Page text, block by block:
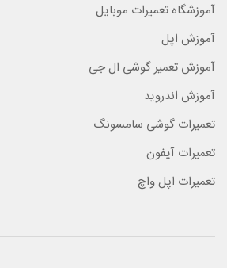
آموزشگاه تعمیرات موبایل
آموزش اپل
آموزش تعمیر گوشی ال جی
آموزش اندروید
تعمیرات گوشی سامسونگ
تعمیرات آیفون
تعمیرات اپل واچ